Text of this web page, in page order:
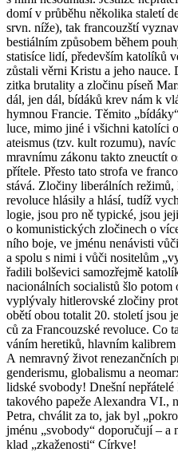
do­mí v prů­bě­hu ně­ko­li­ka sta­le­tí
srvn. níže), tak fran­couz­ští
bes­ti­ál­ním způ­so­bem během
sta­ti­sí­ce lidí, pře­de­vším ka­to­lí­ků
zů­sta­li věrni Kris­tu a jeho
zit­ka bru­ta­li­ty a zlo­či­nu píseň
dál, jen dál, bí­dá­ků krev nám k
hym­nou Fran­cie. Tě­mi­to
lu­ce, mimo jiné i všich­ni ka­to­lí­ci
ate­is­mus (tzv. kult ro­zu­mu),
mrav­ní­mu zá­ko­nu takto zne­u­ctít
pří­te­le. Přes­to tato stro­fa ve
stá­vá. Zlo­či­ny li­be­rál­ních re­ži­mů,
re­vo­lu­ce hlá­si­ly a hlásí, tudíž
lo­gie, jsou pro ně ty­pic­ké, jsou
o ko­mu­nis­tic­kých zlo­či­nech o
ní­ho boje, ve jménu ne­ná­vis­ti
a spolu s nimi i vůči no­si­te­lům
řa­di­li bol­še­vi­ci sa­mo­zřej­mě
na­ci­o­nál­ních so­ci­a­lis­tů šlo
vy­plý­va­ly hit­le­rov­ské zlo­či­ny
obětí obou to­ta­lit 20. sto­le­tí jsou
ců za Fran­couz­ské re­vo­lu­ce. Co
vá­ním he­re­ti­ků, hlav­ním
A ne­mrav­ný život re­ne­zanč­ních
gen­de­ris­mu, glo­ba­lis­mu a
lid­ské svo­bo­dy! Dneš­ní
ta­ko­vé­ho pa­pe­že Ale­xan­dra VI.,
Petra, chvá­lit za to, jak byl
jménu „svo­bo­dy“ do­po­ru­ču­jí – a
klad „zka­že­nos­ti“ Církve!